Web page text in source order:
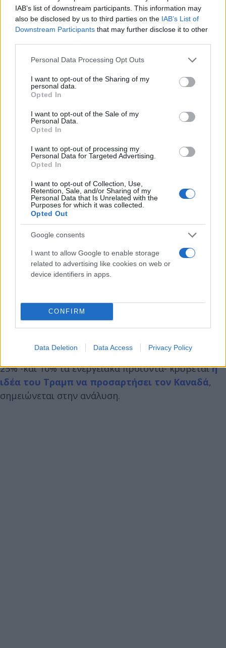
IAB’s list of downstream participants. This information may
also be disclosed by us to third parties on the IAB’s List of
Downstream Participants that may further disclose it to other
Please note that this website/app uses one or more Google
not limited to your visit or usage behaviour. You may click to
grant or deny consent to Google and its third-party tags to
use your data for below specified purposes in below Google
consent section.
Personal Data Processing Opt Outs
I want to opt-out of the Sharing of my
personal data.
Opted In
I want to opt-out of the Sale of my
Personal Data.
Opted In
I want to opt-out of processing my
Personal Data for Targeted Advertising.
Opted In
I want to opt-out of Collection, Use,
Retention, Sale, and/or Sharing of my
Personal Data that Is Unrelated with the
Purposes for which it was collected.
Opted Out
Google consents
I want to allow Google to enable storage
related to advertising like cookies on web or
device identifiers in apps.
CONFIRM
Data Deletion Data Access Privacy Policy
Πίσω από αυτήν την παράλογη απόφαση να
υπερφορολογηθούν τα καναδικά προϊόντα κατά
25% -και 10% τα ενεργειακά προϊόντα- κρύβεταιη
ιδέα του Τραμπ να προσαρτήσει τον Καναδά,
σημειώνεται στην ανάλυση.